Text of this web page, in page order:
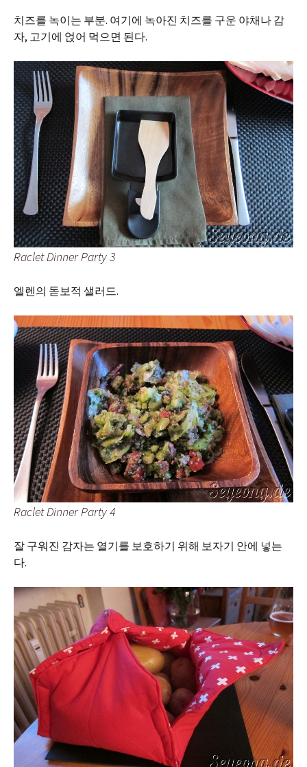
치즈를 녹이는 부분. 여기에 녹아진 치즈를 구운 야채나 감
자, 고기에 얹어 먹으면 된다.
Raclet Dinner Party 3
엘렌의 돋보적 샐러드.
Raclet Dinner Party 4
잘 구워진 감자는 열기를 보호하기 위해 보자기 안에 넣는
다.